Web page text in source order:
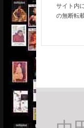
サイト内
の無断転